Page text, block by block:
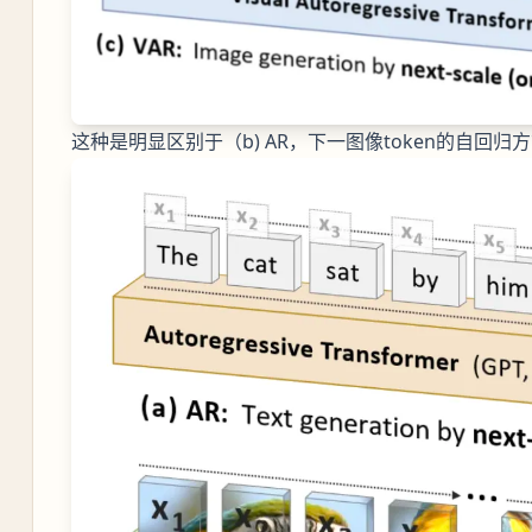
这种是明显区别于（b) AR，下一图像token的自回归